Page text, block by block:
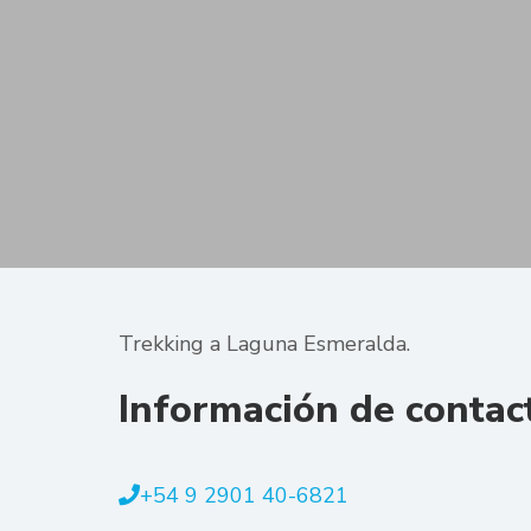
Trekking a Laguna Esmeralda.
Información de
+54 9 2901 40-6821